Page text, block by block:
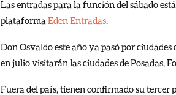
Las entradas para la función del sábado
plataforma Eden Entradas
Don Osvaldo este año ya pasó por
en julio visitarán las ciudades de Posadas,
Fuera del país, tienen confirmado su tercer